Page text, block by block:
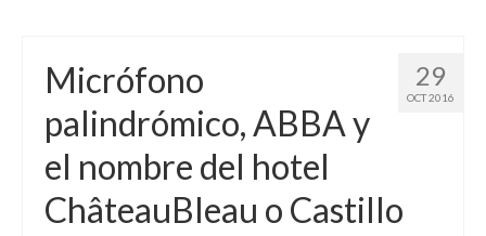
29
OCT 2016
Micrófono
palindrómico, ABBA y
el nombre del hotel
ChâteauBleau o Castillo